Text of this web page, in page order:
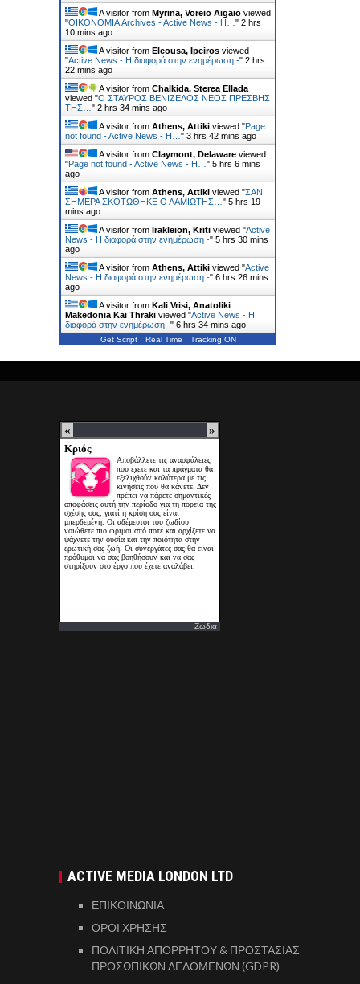
A visitor from Myrina, Voreio Aigaio viewed
"ΟΙΚΟΝΟΜΙΑ Archives - Active News - Η… " 2 hrs
10 mins ago
A visitor from Eleousa, Ipeiros viewed
"Active News - Η διαφορά στην ενημέρωση -" 2 hrs
22 mins ago
A visitor from Chalkida, Sterea Ellada
viewed "Ο ΣΤΑΥΡΟΣ ΒΕΝΙΖΕΛΟΣ ΝΕΟΣ ΠΡΕΣΒΗΣ
ΤΗΣ… " 2 hrs 34 mins ago
A visitor from Athens, Attiki viewed "Page
not found - Active News - Η… " 3 hrs 42 mins ago
A visitor from Claymont, Delaware viewed
"Page not found - Active News - Η… " 5 hrs 6 mins
ago
A visitor from Athens, Attiki viewed "ΣΑΝ
ΣΗΜΕΡΑ ΣΚΟΤΩΘΗΚΕ Ο ΛΑΜΙΩΤΗΣ… " 5 hrs 19
mins ago
A visitor from Irakleion, Kriti viewed "Active
News - Η διαφορά στην ενημέρωση -" 5 hrs 30 mins
ago
A visitor from Athens, Attiki viewed "Active
News - Η διαφορά στην ενημέρωση -" 6 hrs 26 mins
ago
A visitor from Kali Vrisi, Anatoliki
Makedonia Kai Thraki viewed "Active News - Η
διαφορά στην ενημέρωση -" 6 hrs 34 mins ago
Get Script Real Time Tracking ON
Ζωδια
ACTIVE MEDIA LONDON LTD
ΕΠΙΚΟΙΝΩΝΙΑ
ΟΡΟΙ ΧΡΗΣΗΣ
ΠΟΛΙΤΙΚΗ ΑΠΟΡΡΗΤΟΥ & ΠΡΟΣΤΑΣΙΑΣ
ΠΡΟΣΩΠΙΚΩΝ ΔΕΔΟΜΕΝΩΝ (GDPR)